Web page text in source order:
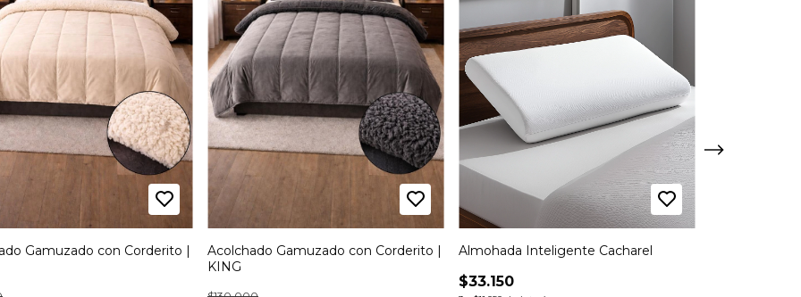
Gamuzado con Corderito |
Acolchado Gamuzado con Corderito |
KING
Almohada Inteligente Cacharel
$33.150